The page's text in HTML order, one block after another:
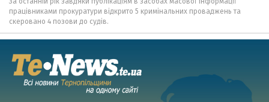
працівниками прокуратури відкрито 5 кримінальних проваджень та
скеровано 4 позови до судів.